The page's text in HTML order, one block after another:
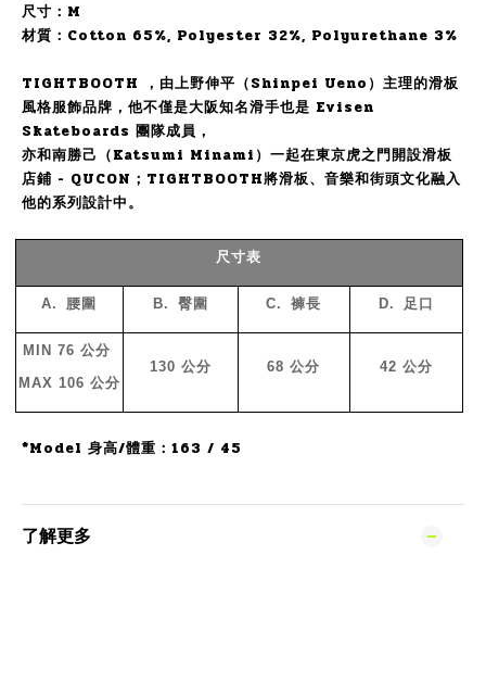
尺寸：M
材質：Cotton 65%, Polyester 32%, Polyurethane 3%
TIGHTBOOTH ，由上野伸平（Shinpei Ueno）主理的滑板
風格服飾品牌，他不僅是大阪知名滑手也是 Evisen
Skateboards 團隊成員，
亦和南勝己（Katsumi Minami）一起在東京虎之門開設滑板
店鋪 - QUCON；TIGHTBOOTH將滑板、音樂和街頭文化融入
他的系列設計中。
尺寸表
A. 腰圍 B. 臀圍 C. 褲長 D. 足口
MIN 76 公分
MAX 106 公分
130 公分 68公分 42 公分
*Model 身高/體重：163 / 45
了解更多